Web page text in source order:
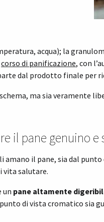
acqua); la
corso di panificazione, con
dal prodotto finale per
ma sia veramente
il pane genuino e
il pane, sia dal
vita salutare.
un pane altamente
di vista cromatico